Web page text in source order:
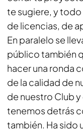
te sugiere, y
de licencias, de
En paralelo se
público también
hacer una ronda
de la calidad de
de nuestro Club
tenemos detrás
también. Ha sido